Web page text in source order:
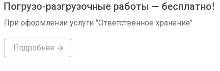
Погрузо-разгрузочные работы — бесплатно!
При оформлении услуги "Ответственное хранение"
Подробнее